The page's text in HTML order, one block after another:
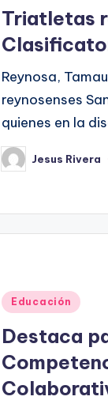
Triatletas
Reynosa,
reynosenses
quienes en la
Publicado
por
Jesus Rivera
Publicado
Educación
Destaca